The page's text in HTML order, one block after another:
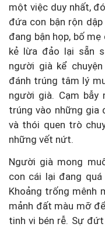
một việc duy nhất,
đứa con bận rộn
đang bận họp, bố
kẻ lừa đảo lại sẵn
người già kể
đánh trúng tâm lý
người già. Cạm
trúng vào những gia
và thói quen trò
những vết nứt.
Người già mong
con cái lại đang
Khoảng trống mênh
mảnh đất màu mỡ
tinh vi bén rễ. Sự